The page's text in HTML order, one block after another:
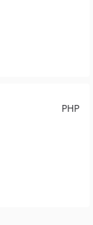
PHP